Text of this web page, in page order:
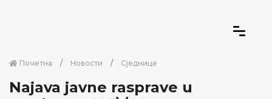
Почетна Новости Сједнице
Najava javne rasprave u